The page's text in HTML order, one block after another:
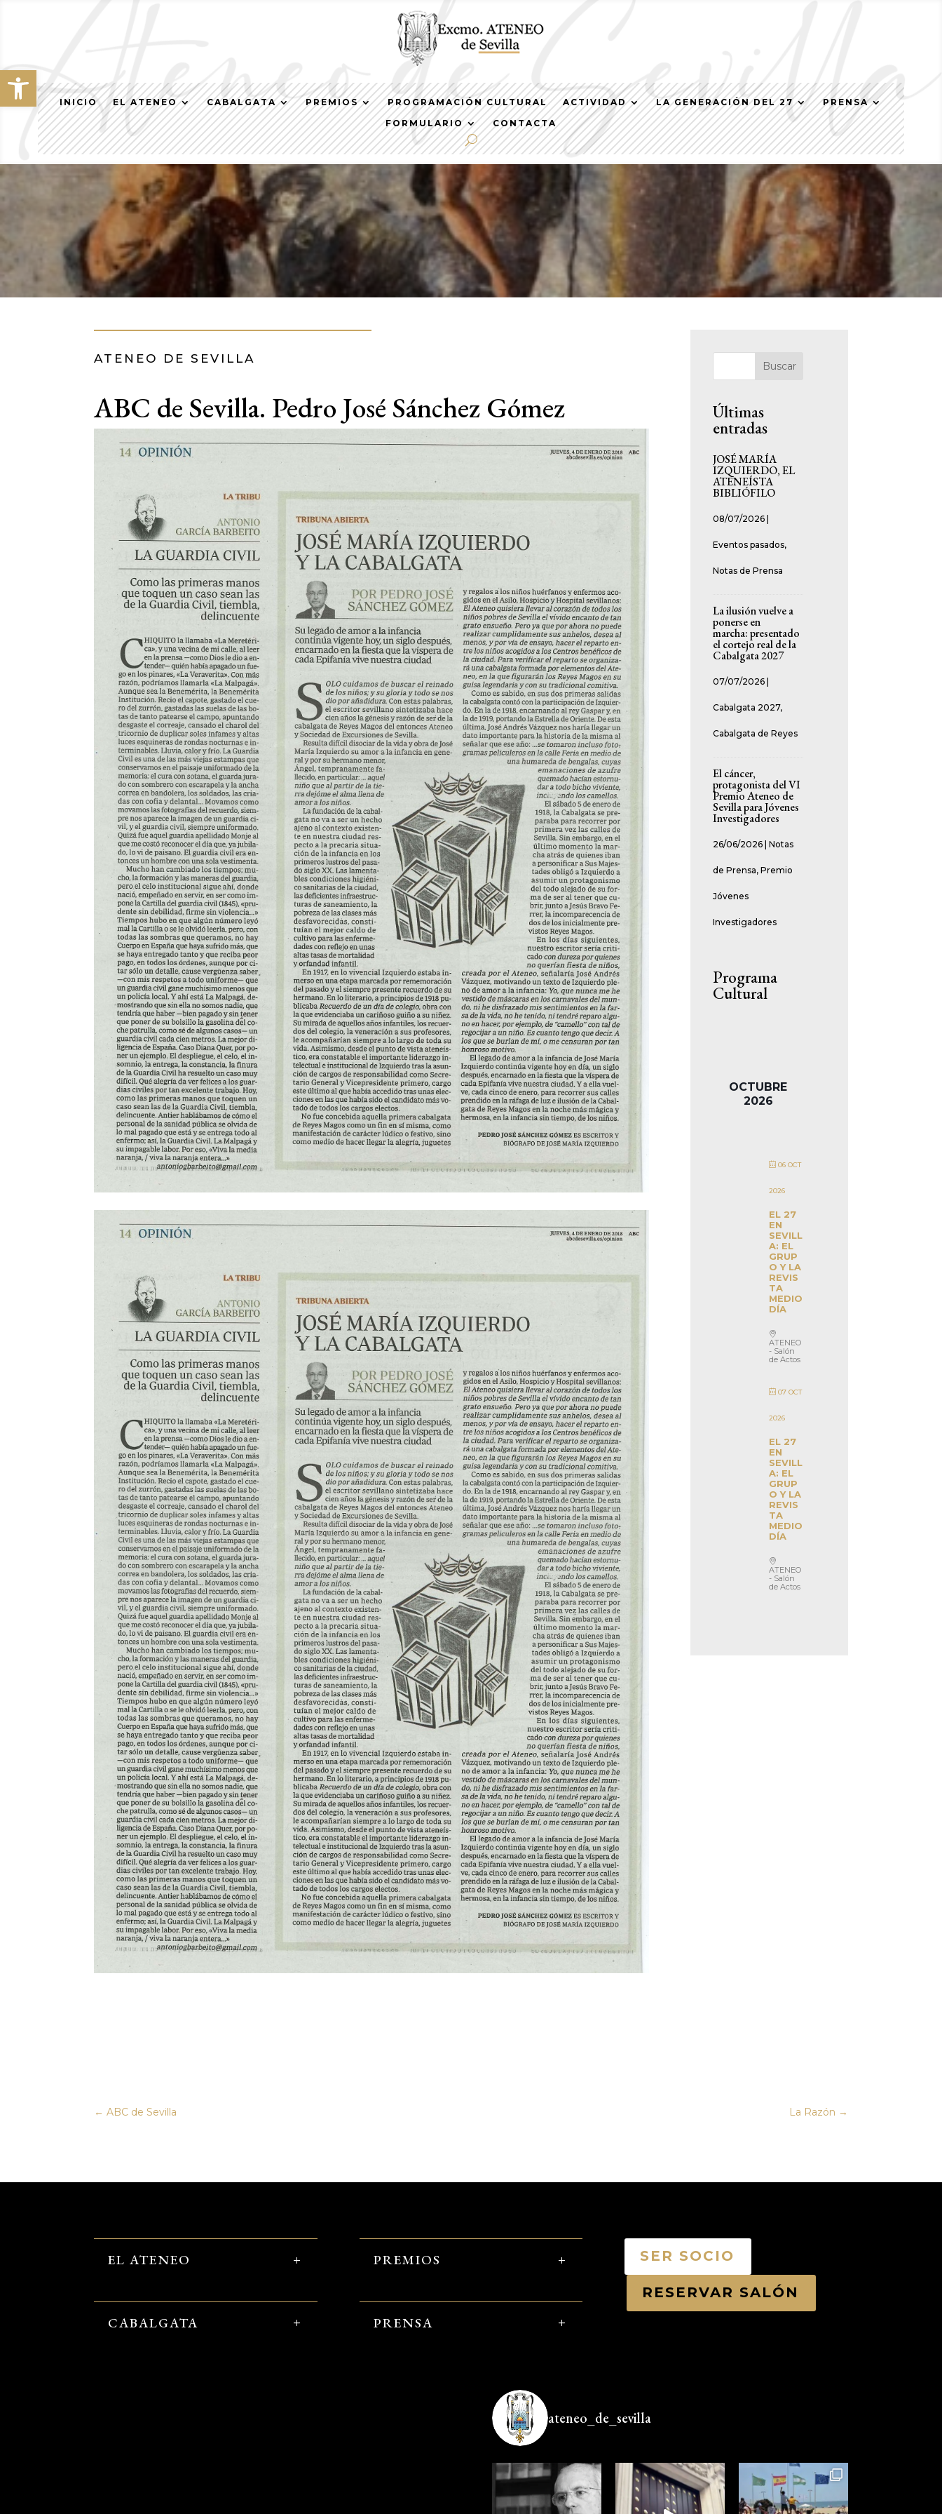
Abrir barra de herramientas
INICIO EL ATENEO CABALGATA PREMIOS PROGRAMACIÓN CULTURAL ACTIVIDAD LA GENERACIÓN DEL 27
PRENSA
FORMULARIO
CONTACTA
ATENEO DE SEVILLA
ABC de Sevilla. Pedro José Sánchez Gómez
Buscar
Últimas
entradas
JOSÉ MARÍA
IZQUIERDO, EL
ATENEÍSTA
BIBLIÓFILO
08/07/2026
Eventos pasados,
Notas de Prensa
La ilusión vuelve a
ponerse en
marcha: presentado
el cortejo real de la
Cabalgata 2027
07/07/2026
Cabalgata 2027,
Cabalgata de Reyes
El cáncer,
protagonista del VI
Premio Ateneo de
Sevilla para Jóvenes
Investigadores
26/06/2026 |Notas
de Prensa,Premio
Jóvenes
Investigadores
Programa
Cultural
OCTUBRE
2026
06 OCT
2026
EL 27
EN
SEVILL
A: EL
GRUP
O Y LA
REVIS
TA
MEDIO
DÍA
ATENEO
- Salón
de Actos
07 OCT
2026
EL 27
EN
SEVILL
A: EL
GRUP
O Y LA
REVIS
TA
MEDIO
DÍA
ATENEO
- Salón
de Actos
←ABC de Sevilla La Razón →
EL ATENEO
CABALGATA
PREMIOS
PRENSA
SER SOCIO
RESERVAR SALÓN
ateneo_de_sevilla